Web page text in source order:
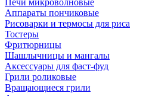
Печи микроволновые
Аппараты пончиковые
Рисоварки и термосы для риса
Тостеры
Фритюрницы
Шашлычницы и мангалы
Аксессуары для фаст-фуд
Грили роликовые
Вращающиеся грили